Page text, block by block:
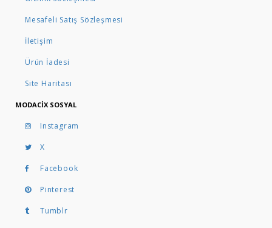
Mesafeli Satış Sözleşmesi
İletişim
Ürün İadesi
Site Haritası
MODACIX SOSYAL
Instagram
X
Facebook
Pinterest
Tumblr